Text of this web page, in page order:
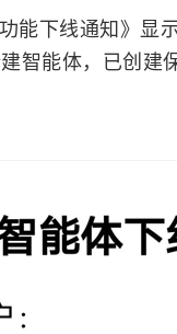
能下线通知》显
智能体，已创建